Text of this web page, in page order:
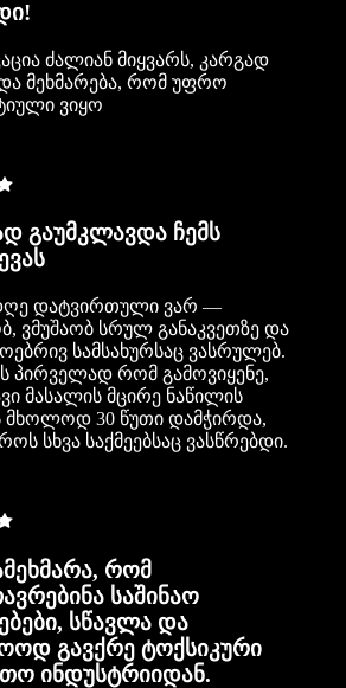
ძალიან მიყვარს, კარგად
მეხმარება, რომ უფრო
ვიყო
გაუმკლავდა ჩემს
დატვირთული ვარ —
ვმუშაობ სრულ განაკვეთზე და
სამსახურსაც ვასრულებ.
ს პირველად რომ გამოვიყენე,
მასალის მცირე ნაწილის
მხოლოდ 30 წუთი დამჭირდა,
სხვა საქმეებსაც ვასწრებდი.
რომ
საშინაო
სწავლა და
გავქრე ტოქსიკური
ინდუსტრიიდან.